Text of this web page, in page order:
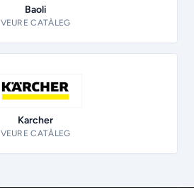
Baoli
VEURE CATÀLEG
Karcher
VEURE CATÀLEG